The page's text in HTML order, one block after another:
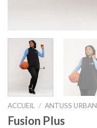
ACCUEIL / ANTUSS URBAN
Fusion Plus